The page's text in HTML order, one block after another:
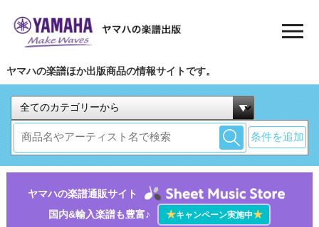
ヤマハの楽譜ほか出版商品の情報サイトです。
条件を追加
ヤマハの楽譜通販サイト
国内&輸入楽譜も豊富♪
★キャンペーン実施中★